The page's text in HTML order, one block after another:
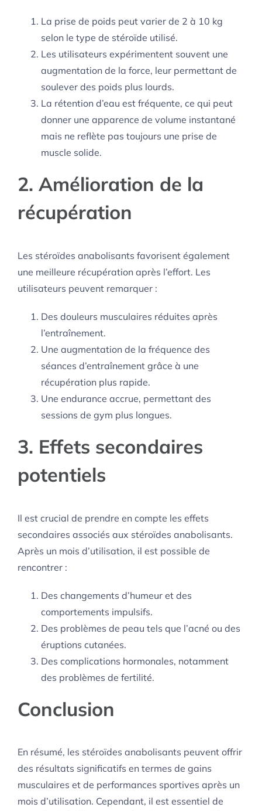
La prise de poids peut varier de 2 à 10 kg
selon le type de stéroïde utilisé.
Les utilisateurs expérimentent souvent une
augmentation de la force, leur permettant de
soulever des poids plus lourds.
La rétention d’eau est fréquente, ce qui peut
donner une apparence de volume instantané
mais ne reflète pas toujours une prise de
muscle solide.
2. Amélioration de la
récupération
Les stéroïdes anabolisants favorisent également
une meilleure récupération après l’effort. Les
utilisateurs peuvent remarquer :
Des douleurs musculaires réduites après
l’entraînement.
Une augmentation de la fréquence des
séances d’entraînement grâce à une
récupération plus rapide.
Une endurance accrue, permettant des
sessions de gym plus longues.
3. Effets secondaires
potentiels
Il est crucial de prendre en compte les effets
secondaires associés aux stéroïdes anabolisants.
Après un mois d’utilisation, il est possible de
rencontrer :
Des changements d’humeur et des
comportements impulsifs.
Des problèmes de peau tels que l’acné ou des
éruptions cutanées.
Des complications hormonales, notamment
des problèmes de fertilité.
Conclusion
En résumé, les stéroïdes anabolisants peuvent offrir
des résultats significatifs en termes de gains
musculaires et de performances sportives après un
mois d’utilisation. Cependant, il est essentiel de